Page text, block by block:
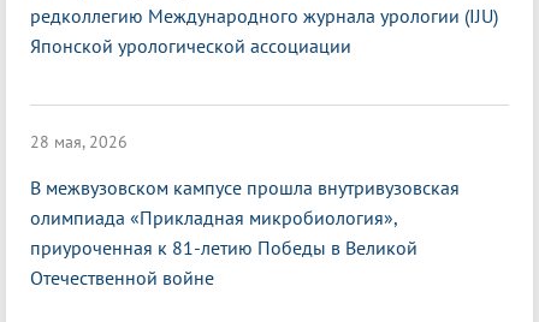
редколлегию Международного журнала урологии (IJU)
Японской урологической ассоциации
28 мая, 2026
В межвузовском кампусе прошла внутривузовская
олимпиада «Прикладная микробиология»,
приуроченная к 81-летию Победы в Великой
Отечественной войне